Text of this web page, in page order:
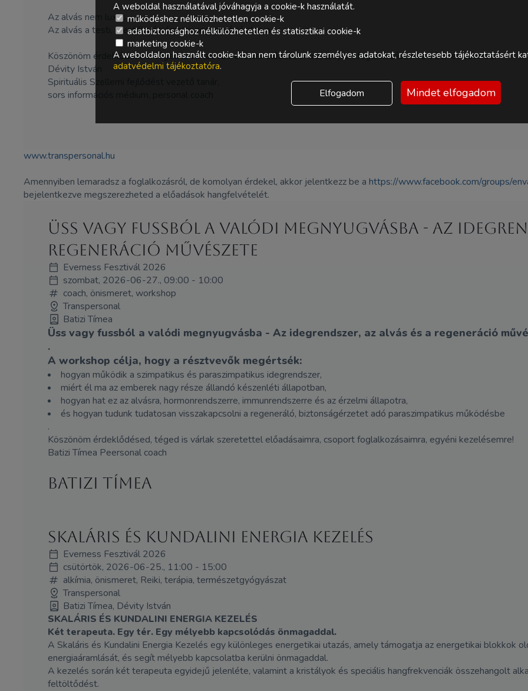
Az alvás nem luxus.
Az alvás a testi, mentális és érzelmi regeneráció alapja.
Köszönöm érdeklődésed, téged is várlak szeretettel előadásaimra, csoport foglalkozásaimra a 32-es sátorban!
Dévity István
Spirituális Szellemi fejlődést vezető tanár,
sors információs médium, personal coach
www.transpersonal.hu
Amennyiben lemaradsz a foglalkozásról, de komolyan érdekel, akkor jelentkezz be ahttps://www.facebook.com/groups/
bejelentkezve megszerezheted a előadások hangfelvételét.
Üss vagy fussból a valódi megnyugvásba - Az
regeneráció művészete
Everness Fesztivál 2026
szombat, 2026-06-27., 09:00 - 10:00
coach, önismeret, workshop
Transpersonal
Batizi Tímea
Üss vagy fussból a valódi megnyugvásba - Az idegrendszer, az alvás és a regeneráció
.
A workshop célja, hogy a résztvevők megértsék:
hogyan működik a szimpatikus és paraszimpatikus idegrendszer,
miért él ma az emberek nagy része állandó készenléti állapotban,
hogyan hat ez az alvásra, hormonrendszerre, immunrendszerre és az érzelmi állapotra,
és hogyan tudunk tudatosan visszakapcsolni a regeneráló, biztonságérzetet adó paraszimpatikus működésbe
.
Köszönöm érdeklődésed, téged is várlak szeretettel előadásaimra, csoport foglalkozásaimra, egyéni kezelésemre!
Batizi Tímea Peersonal coach
Batizi Tímea
SKALÁRIS ÉS KUNDALINI ENERGIA KEZELÉS
Everness Fesztivál 2026
csütörtök, 2026-06-25., 11:00 - 15:00
alkímia, önismeret, Reiki, terápia, természetgyógyászat
Transpersonal
Batizi Tímea, Dévity István
SKALÁRIS ÉS KUNDALINI ENERGIA KEZELÉS
Két terapeuta. Egy tér. Egy mélyebb kapcsolódás önmagaddal.
A Skaláris és Kundalini Energia Kezelés egy különleges energetikai utazás, amely támogatja az energetikai blokkok
energiaáramlását, és segít mélyebb kapcsolatba kerülni önmagaddal.
A kezelés során két terapeuta egyidejű jelenléte, valamint a kristályok és speciális hangfrekvenciák összehangolt
feltöltődést.
A weboldal használatával jóváhagyja a cookie-k használatát.
működéshez nélkülözhetetlen cookie-k
adatbiztonsághoz nélkülözhetetlen és statisztikai cookie-k
marketing cookie-k
A weboldalon használt cookie-kban nem tárolunk személyes adatokat, részletesebb tájékoztatásért
adatvédelmi tájékoztatóra.
Elfogadom Mindet elfogadom